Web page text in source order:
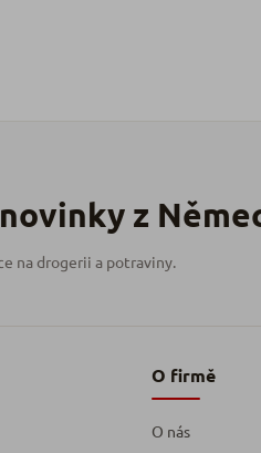
O firmě
O nás